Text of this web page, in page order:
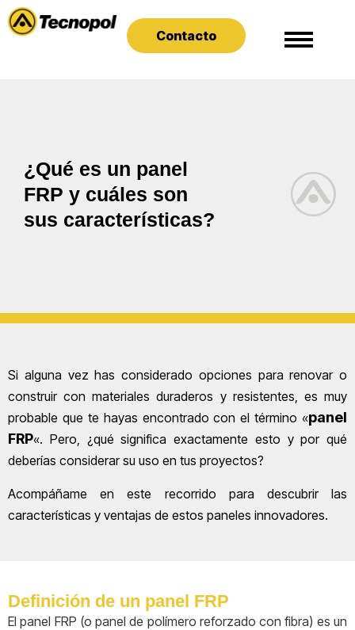
Contacto
¿Qué es un panel
FRP y cuáles son
sus características?
Si alguna vez has considerado opciones para renovar o
construir con materiales duraderos y resistentes, es muy
probable que te hayas encontrado con el término «panel
FRP«. Pero, ¿qué significa exactamente esto y por qué
deberías considerar su uso en tus proyectos?
Acompáñame en este recorrido para descubrir las
características y ventajas de estos paneles innovadores.
Definición de un panel FRP
El panel FRP (o panel de polímero reforzado con fibra) es un